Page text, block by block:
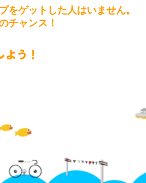
をゲットした人はいません。
チャンス！